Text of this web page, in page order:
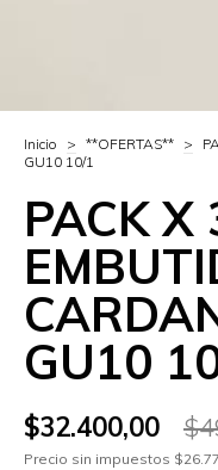
Inicio > **OFERTAS** >
GU10 10/1
PACK X
GU10
$32.400,00
Precio sin impuestos